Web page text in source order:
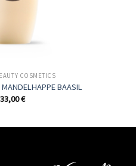
COSMETICS
BAASIL
33,00€